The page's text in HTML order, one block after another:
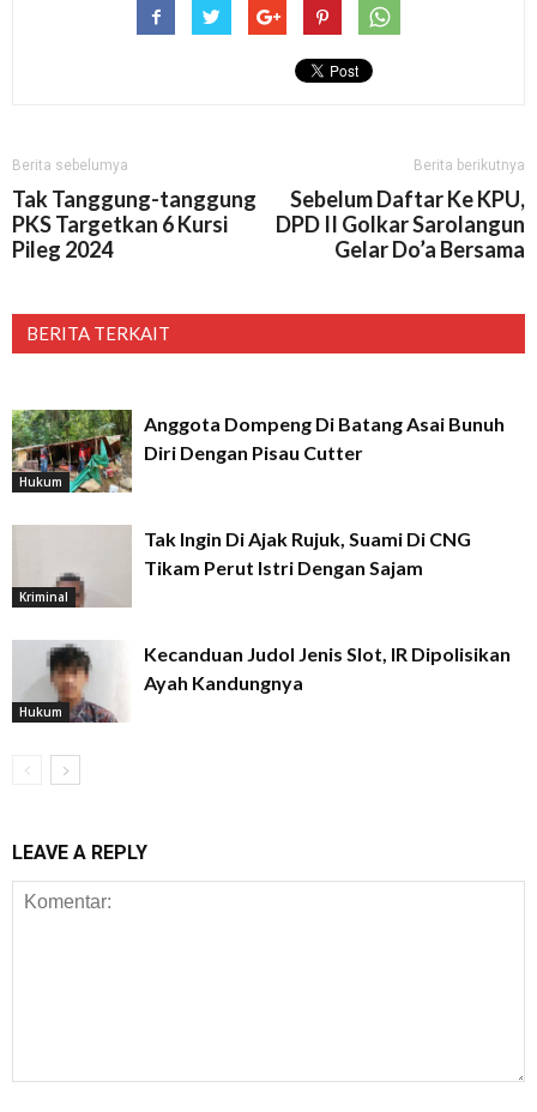
Berita sebelumya
Tak Tanggung-tanggung
PKS Targetkan 6 Kursi
Pileg 2024
Berita berikutnya
Sebelum Daftar Ke KPU,
DPD II Golkar Sarolangun
Gelar Do’a Bersama
BERITA TERKAIT
Hukum
Anggota Dompeng Di Batang Asai Bunuh
Diri Dengan Pisau Cutter
Kriminal
Tak Ingin Di Ajak Rujuk, Suami Di CNG
Tikam Perut Istri Dengan Sajam
Hukum
Kecanduan Judol Jenis Slot, IR Dipolisikan
Ayah Kandungnya
LEAVE A REPLY